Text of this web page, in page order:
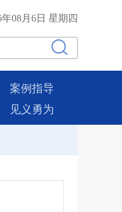
年08月6日 星期四
案例指导
见义勇为